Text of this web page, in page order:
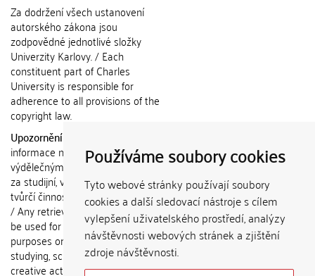
Používáme soubory cookies
Tyto webové stránky používají soubory
cookies a další sledovací nástroje s cílem
vylepšení uživatelského prostředí, analýzy
návštěvnosti webových stránek a zjištění
zdroje návštěvnosti.
Za dodržení všech ustanovení
autorského zákona jsou
zodpovědné jednotlivé složky
Univerzity Karlovy. / Each
constituent part of Charles
University is responsible for
adherence to all provisions of the
copyright law.
Upozornění / Notice:
informace nemohou být použity k
výdělečným účelům nebo vydávány
za studijní, vědeckou nebo jinou
tvůrčí činnost jiné osoby než autora.
/ Any retrieved information shall not
be used for any commercial
purposes or claimed as results of
studying, scientific or any other
creative activities of any person